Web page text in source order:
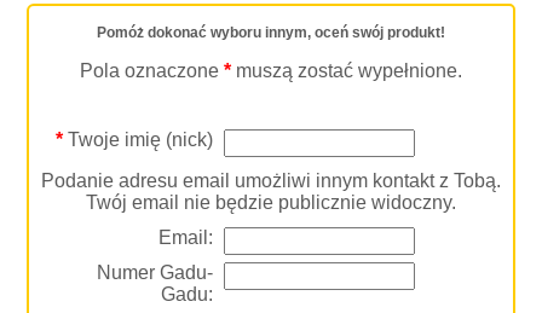
Pomóż dokonać wyboru innym, oceń swój produkt!
Pola oznaczone * muszą zostać wypełnione.
*Twoje imię (nick)
Podanie adresu email umożliwi innym kontakt z Tobą.
Twój email nie będzie publicznie widoczny.
Email:
Numer Gadu-
Gadu: